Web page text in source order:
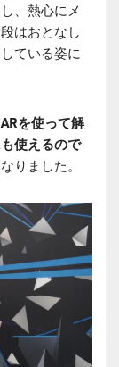
、熱心にメ
はおとなし
ている姿に
を使って解
使えるので
りました。